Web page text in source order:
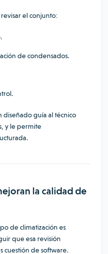
el conjunto:
de condensados.
diseñado guía al técnico
y le permite
la calidad de
de climatización es
que esa revisión
cuestión de software.